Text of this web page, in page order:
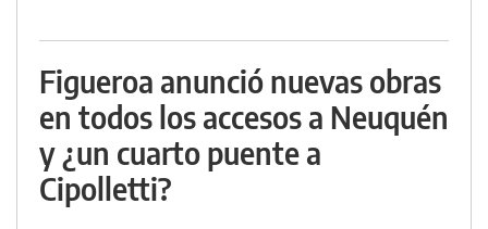
Figueroa anunció nuevas obras
en todos los accesos a Neuquén
y ¿un cuarto puente a
Cipolletti?